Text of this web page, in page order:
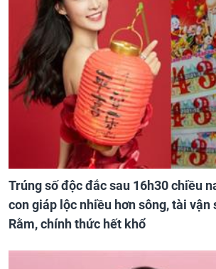
Trúng số độc đắc sau 16h30 chiều
con giáp lộc nhiều hơn sông, tài vận
Rằm, chính thức hết khổ